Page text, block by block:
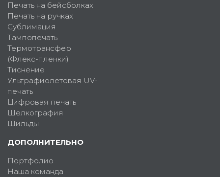
Печать на бейсболках
Печать на ручках
Сублимация
Тампопечать
Термотрансфер
(Флекс-пленки)
Тиснение
Ультрафиолетовая UV-
печать
Цифровая печать
Шелкография
Шильды
ДОПОЛНИТЕЛЬНО
Портфолио
Наша команда